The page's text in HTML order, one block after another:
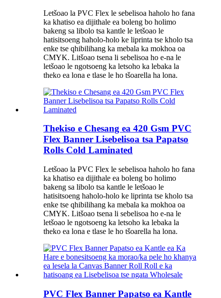
Letšoao la PVC Flex le sebelisoa haholo ho fana
ka khatiso ea dijithale ea boleng bo holimo
bakeng sa libolo tsa kantle le letšoao le
hatisitsoeng haholo-holo ke liprinta tse kholo tsa
enke tse qhibilihang ka mebala ka mokhoa oa
CMYK. Litšoao tsena li sebelisoa ho e-na le
letšoao le ngotsoeng ka letsoho ka lebaka la
theko ea lona e tlase le ho tšoarella ha lona.
Thekiso e Chesang ea 420 Gsm PVC
Flex Banner Lisebelisoa tsa Papatso
Rolls Cold Laminated
Letšoao la PVC Flex le sebelisoa haholo ho fana
ka khatiso ea dijithale ea boleng bo holimo
bakeng sa libolo tsa kantle le letšoao le
hatisitsoeng haholo-holo ke liprinta tse kholo tsa
enke tse qhibilihang ka mebala ka mokhoa oa
CMYK. Litšoao tsena li sebelisoa ho e-na le
letšoao le ngotsoeng ka letsoho ka lebaka la
theko ea lona e tlase le ho tšoarella ha lona.
PVC Flex Banner Papatso ea Kantle